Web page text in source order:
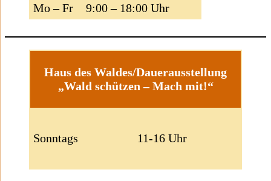
Mo – Fr
9:00 – 18:00 Uhr
Haus des Waldes/Dauerausstellung
„Wald schützen – Mach mit!“
Sonntags 11-16 Uhr